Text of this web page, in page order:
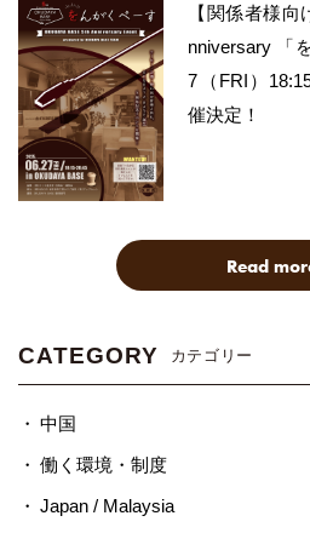
【関係者様向
nniversary 「
7（FRI）
催決定！
Read
CATEGORY カテゴリー
中国
働く環境・制度
Japan / Malaysia